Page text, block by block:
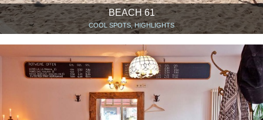
BEACH 61
COOL SPOTS, HIGHLIGHTS